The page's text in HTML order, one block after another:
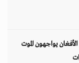
يواجهون الموت